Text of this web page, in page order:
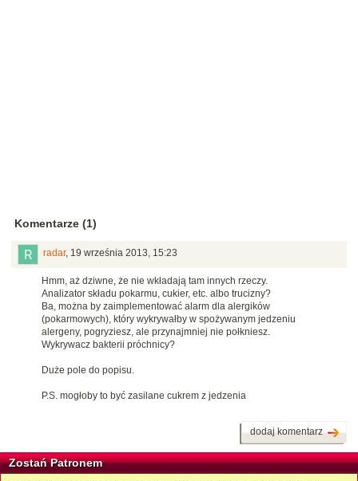
Komentarze (1)
radar, 19 września 2013, 15:23
Hmm, aż dziwne, że nie wkładają tam innych rzeczy.
Analizator składu pokarmu, cukier, etc. albo trucizny?
Ba, można by zaimplementować alarm dla alergików
(pokarmowych), który wykrywałby w spożywanym jedzeniu
alergeny, pogryziesz, ale przynajmniej nie połkniesz.
Wykrywacz bakterii próchnicy?
Duże pole do popisu.
P.S. mogłoby to być zasilane cukrem z jedzenia
dodaj komentarz
Zostań Patronem